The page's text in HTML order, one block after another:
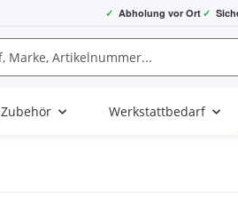
✓ Abholung vor Ort ✓
Zubehör Werkstattbedarf